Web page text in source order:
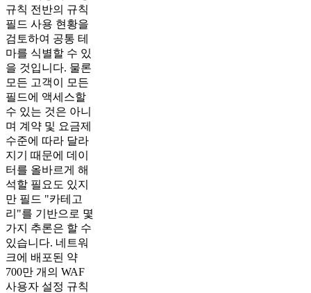
규칙 전반의 규칙
필드 사용 현황을
검토하여 공통 테
마를 식별할 수 있
을 것입니다. 물론
모든 고객이 모든
필드에 액세스할
수 있는 것은 아니
며 계약 및 요금제
수준에 따라 달라
지기 때문에 데이
터를 올바르게 해
석할 필요도 있지
만 필드 "카테고
리"를 기반으로 몇
가지 추론은 할 수
있습니다. 네트워
크에 배포된 약
700만 개의 WAF
사용자 설정 규칙